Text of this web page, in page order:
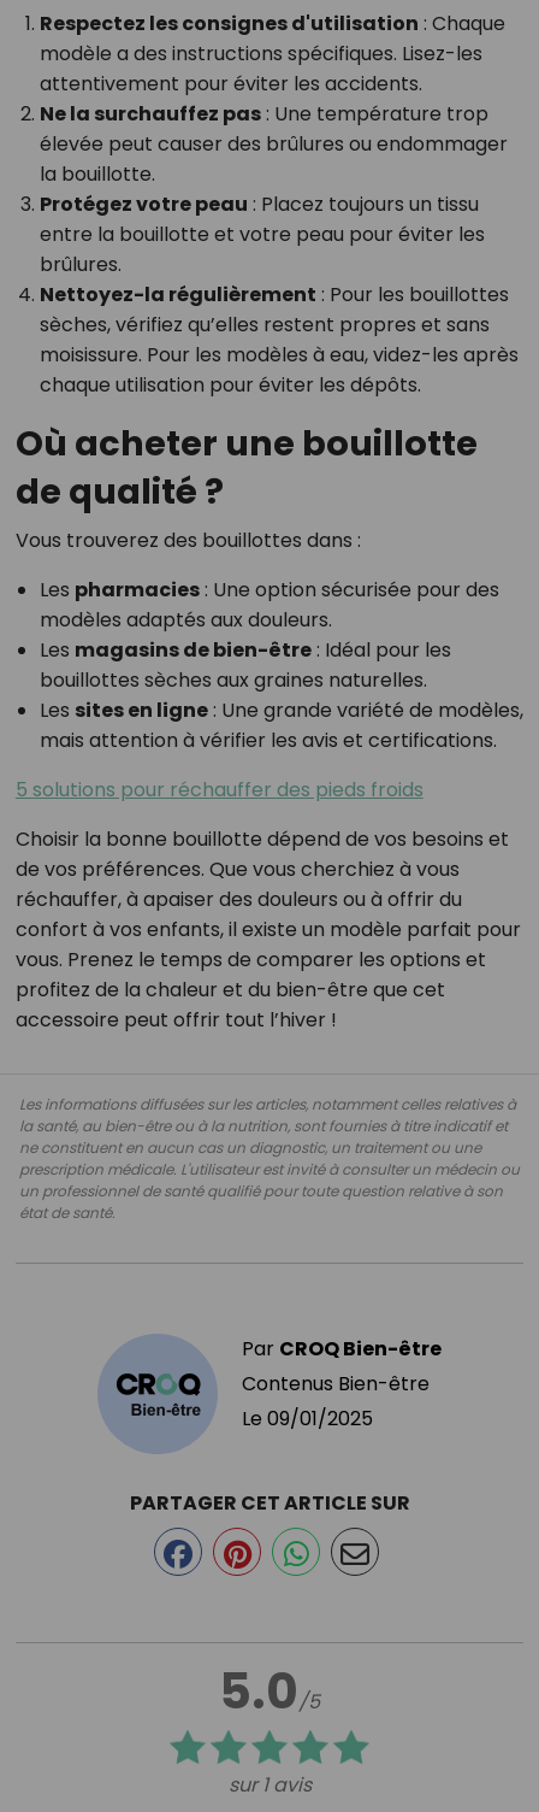
Respectez les consignes d'utilisation : Chaque
modèle a des instructions spécifiques. Lisez-les
attentivement pour éviter les accidents.
Ne la surchauffez pas: Une température trop
élevée peut causer des brûlures ou endommager
la bouillotte.
Protégez votre peau : Placez toujours un tissu
entre la bouillotte et votre peau pour éviter les
brûlures.
Nettoyez-la régulièrement : Pour les bouillottes
sèches, vérifiez qu’elles restent propres et sans
moisissure. Pour les modèles à eau, videz-les après
chaque utilisation pour éviter les dépôts.
Où acheter une bouillotte
de qualité ?
Vous trouverez des bouillottes dans :
Les pharmacies: Une option sécurisée pour des
modèles adaptés aux douleurs.
Les magasins de bien-être: Idéal pour les
bouillottes sèches aux graines naturelles.
Les sites en ligne: Une grande variété de modèles,
mais attention à vérifier les avis et certifications.
5 solutions pour réchauffer des pieds froids
Choisir la bonne bouillotte dépend de vos besoins et
de vos préférences. Que vous cherchiez à vous
réchauffer, à apaiser des douleurs ou à offrir du
confort à vos enfants, il existe un modèle parfait pour
vous. Prenez le temps de comparer les options et
profitez de la chaleur et du bien-être que cet
accessoire peut offrir tout l’hiver !
Les informations diffusées sur les articles, notamment celles relatives à
la santé, au bien-être ou à la nutrition, sont fournies à titre indicatif et
ne constituent en aucun cas un diagnostic, un traitement ou une
prescription médicale. L'utilisateur est invité à consulter un médecin ou
un professionnel de santé qualifié pour toute question relative à son
état de santé.
Par CROQ Bien-être
Contenus Bien-être
Le 09/01/2025
5.0/5
sur 1 avis
PARTAGER CET ARTICLE SUR